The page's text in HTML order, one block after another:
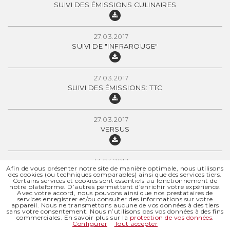
SUIVI DES ÉMISSIONS CULINAIRES
27.03.2017
SUIVI DE "INFRAROUGE"
27.03.2017
SUIVI DES ÉMISSIONS: TTC
27.03.2017
VERSUS
13.03.2017
MAGNÉTIQUE
13.03.2017
JOURNAL DE 12H30 (RADIO)
Afin de vous présenter notre site de manière optimale, nous utilisons
des cookies (ou techniques comparables) ainsi que des services tiers.
Certains services et cookies sont essentiels au fonctionnement de
notre plateforme. D’autres permettent d’enrichir votre expérience.
Avec votre accord, nous pouvons ainsi que nos prestataires de
services enregistrer et/ou consulter des informations sur votre
appareil. Nous ne transmettons aucune de vos données à des tiers
sans votre consentement. Nous n’utilisons pas vos données à des fins
commerciales. En savoir plus sur la protection de vos données.
Configurer
Tout accepter